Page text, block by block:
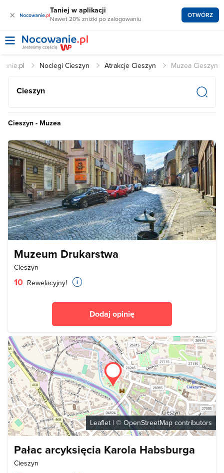
× Taniej w aplikacji
Nawet 20% zniżki po zalogowaniu OTWÓRZ
Noclegi Cieszyn Atrakcje Cieszyn Muzea Cieszyn
Cieszyn
Cieszyn - Muzea
Muzeum Drukarstwa
Cieszyn
10 Rewelacyjny!
Dodaj opinię
Leaflet | © OpenStreetMap contributors
Pałac arcyksięcia Karola Habsburga
Cieszyn